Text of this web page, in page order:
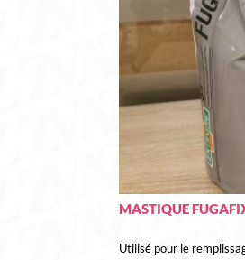
MASTIQUE
Utilisé pour le